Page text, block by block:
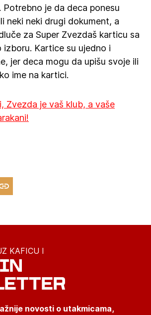
Potrebno je da deca ponesu
neki neki drugi dokument, a
za Super Zvezdaš karticu sa
izboru. Kartice su ujedno i
jer deca mogu da upišu svoje ili
ime na kartici.
Zvezda je vaš klub, a vaše
KAFICU I
novosti o utakmicama,